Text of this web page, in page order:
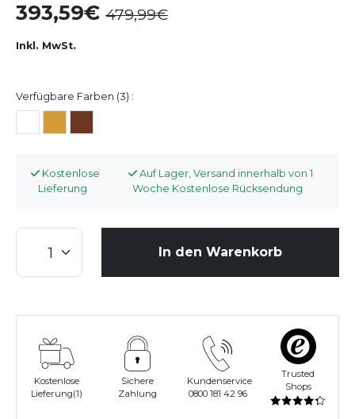
393,59 479,99
Inkl. MwSt.
Verfügbare Farben (3) :
Kostenlose
Lieferung
Auf Lager, Versand innerhalb von 1
Woche Kostenlose Rücksendung
In den Warenkorb
Kostenlose
Lieferung(1)
Sichere
Zahlung
Kundenservice
0800 181 42 96
Trusted
Shops